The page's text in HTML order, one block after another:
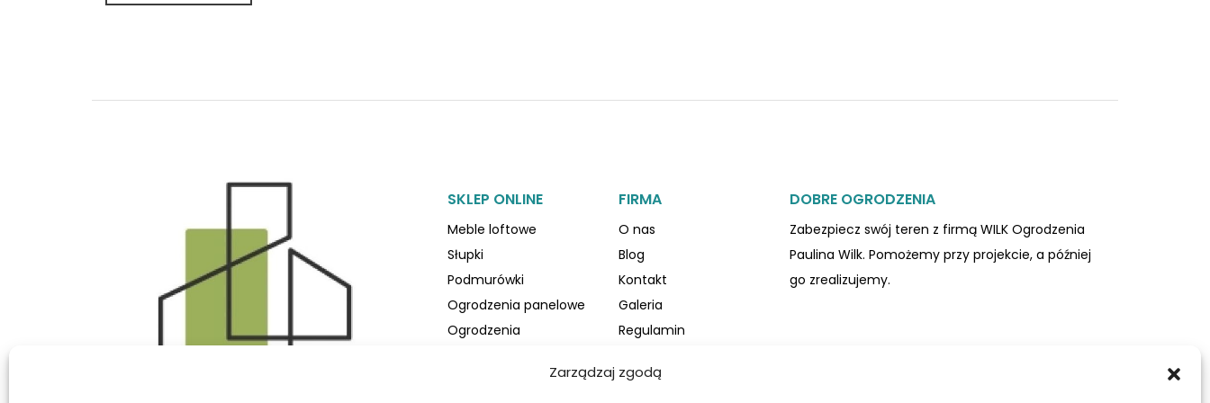
Zarządzaj zgodą
SKLEP ONLINE
Meble loftowe
Słupki
Podmurówki
Ogrodzenia panelowe
Ogrodzenia
FIRMA
O nas
Blog
Kontakt
Galeria
Regulamin
Polityka plików cookies
DOBRE OGRODZENIA
Zabezpiecz swój teren z firmą WILK Ogrodzenia
Paulina Wilk. Pomożemy przy projekcie, a później
go zrealizujemy.